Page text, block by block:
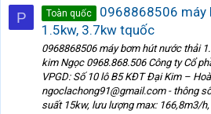
P Toàn quốc
0968868506 máy
1.5kw, 3.7kw tquốc
0968868506 máy bơm hút nước thải
kim Ngọc 0968.868.506 Công ty Cổ
VPGD: Số 10 lô B5 KĐT Đại Kim –
ngoclachong91@gmail.com - thông
suất 15kw, lưu lượng max: 166,8m3/